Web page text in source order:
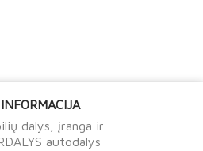
dalys, įranga ir
autodalys